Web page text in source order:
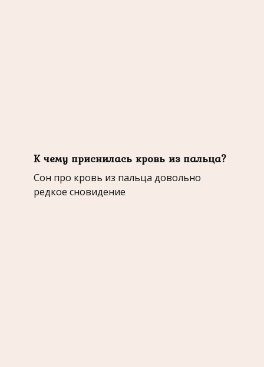
К чему приснилась кровь из пальца?
Сон про кровь из пальца довольно
редкое сновидение